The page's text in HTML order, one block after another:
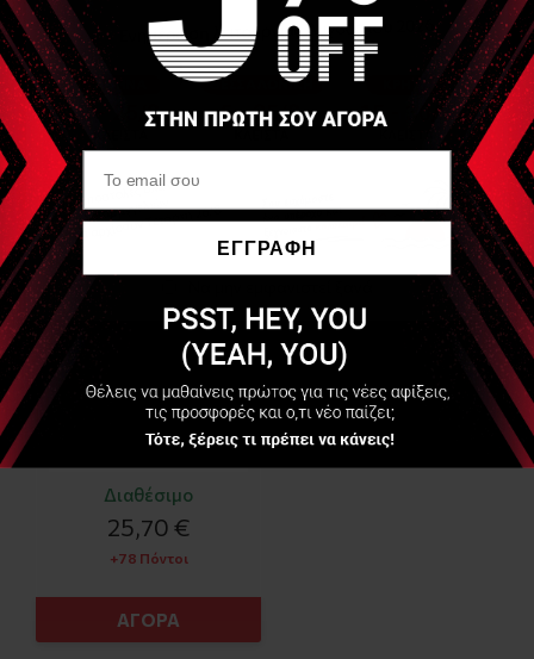
4000τμχ)
Είδες Πρόσφατα
NIKORETZOS
Χειροπετσέτα Ζικ- Ζακ
4000τμχ
Διαθέσιμο
25,70 €
+78 Πόντοι
ΑΓΟΡΑ
ΕΓΓΡΑΦΗ